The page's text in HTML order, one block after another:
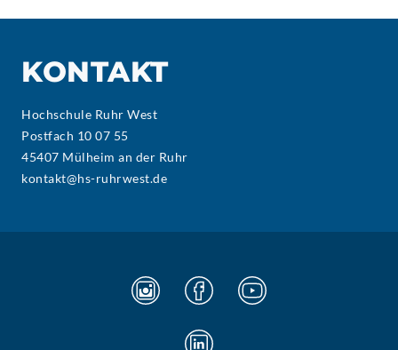
KONTAKT
Hochschule Ruhr West
Postfach 10 07 55
45407 Mülheim an der Ruhr
kontakt@hs-ruhrwest.de